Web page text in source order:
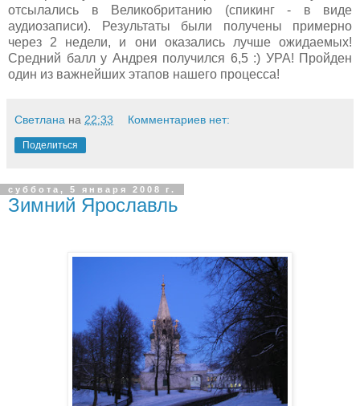
отсылались в Великобританию (спикинг - в виде
аудиозаписи). Результаты были получены примерно
через 2 недели, и они оказались лучше ожидаемых!
Средний балл у Андрея получился 6,5 :) УРА! Пройден
один из важнейших этапов нашего процесса!
Светлана на 22:33 Комментариев нет:
Поделиться
суббота, 5 января 2008 г.
Зимний Ярославль